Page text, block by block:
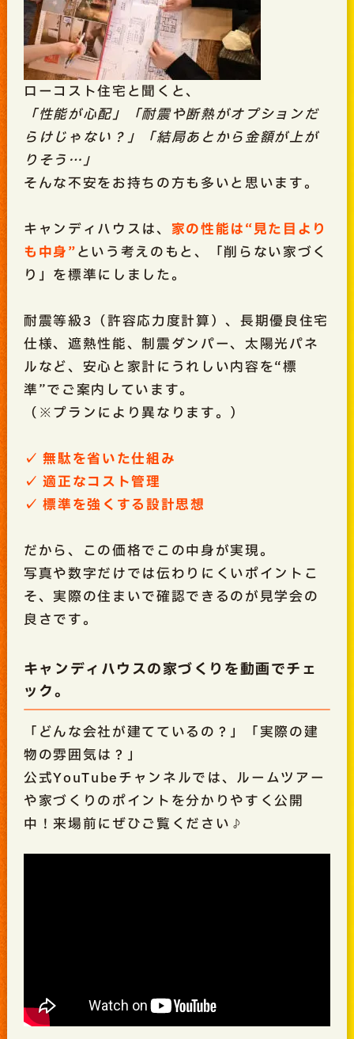
ローコスト住宅と聞くと、
「性能が心配」「耐震や断熱がオプションだ
らけじゃない？」「結局あとから金額が上が
りそう…」
そんな不安をお持ちの方も多いと思います。
キャンディハウスは、 家の性能は“見た目より
も中身”という考えのもと、「削らない家づく
り」を標準にしました。
耐震等級3（許容応力度計算）、長期優良住宅
仕様、遮熱性能、制震ダンパー、太陽光パネ
ルなど、安心と家計にうれしい内容を“標
準”でご案内しています。
（※プランにより異なります。）
✓ 無駄を省いた仕組み
✓ 適正なコスト管理
✓ 標準を強くする設計思想
だから、この価格でこの中身が実現。
写真や数字だけでは伝わりにくいポイントこ
そ、実際の住まいで確認できるのが見学会の
良さです。
キャンディハウスの家づくりを動画でチェ
ック。
「どんな会社が建てているの？」「実際の建
物の雰囲気は？」
公式YouTubeチャンネルでは、ルームツアー
や家づくりのポイントを分かりやすく公開
中！来場前にぜひご覧ください♪